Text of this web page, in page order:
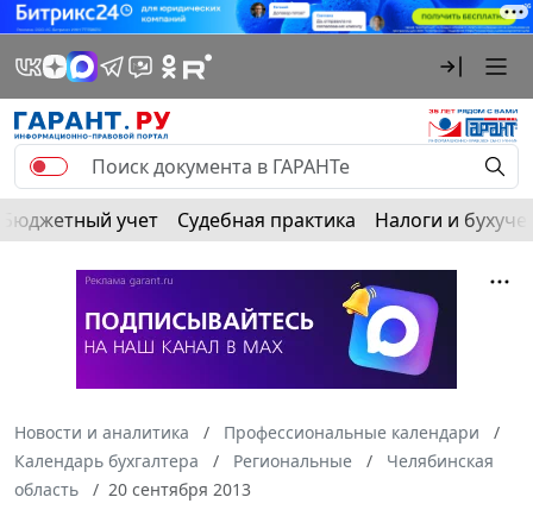
Бюджетный учет Судебная практика Налоги и
Новости и аналитика
Профессиональные календари
Календарь бухгалтера
Региональные
Челябинская
область
20 сентября 2013